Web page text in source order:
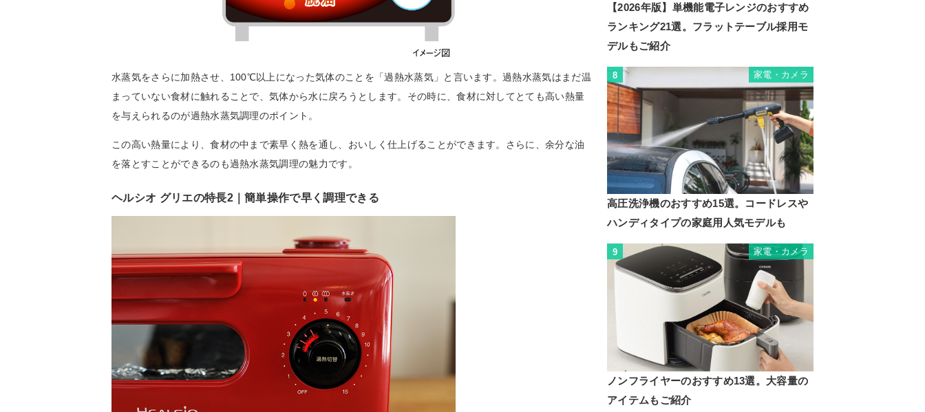
水蒸気をさらに加熱させ、100℃以上になった気体のことを「過熱水蒸気」と言います。過熱水蒸気はまだ温
まっていない食材に触れることで、気体から水に戻ろうとします。その時に、食材に対してとても高い熱量
を与えられるのが過熱水蒸気調理のポイント。
この高い熱量により、食材の中まで素早く熱を通し、おいしく仕上げることができます。さらに、余分な油
を落とすことができるのも過熱水蒸気調理の魅力です。
ヘルシオ グリエの特長2｜簡単操作で早く調理できる
【2026年版】単機能電子レンジのおすすめ
ランキング21選。フラットテーブル採用モ
デルもご紹介
8 家電・カメラ
高圧洗浄機のおすすめ15選。コードレスや
ハンディタイプの家庭用人気モデルも
9 家電・カメラ
ノンフライヤーのおすすめ13選。大容量の
アイテムもご紹介